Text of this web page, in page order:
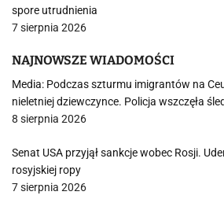
spore utrudnienia
7 sierpnia 2026
NAJNOWSZE WIADOMOŚCI
Media: Podczas szturmu imigrantów na
nieletniej dziewczynce. Policja wszczęła
8 sierpnia 2026
Senat USA przyjął sankcje wobec Rosji.
rosyjskiej ropy
7 sierpnia 2026